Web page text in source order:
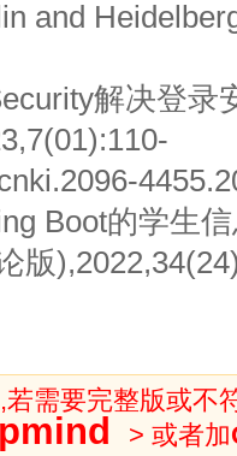
and
解决登录
Boot的学生
版
需要完整版或不
> 或者加